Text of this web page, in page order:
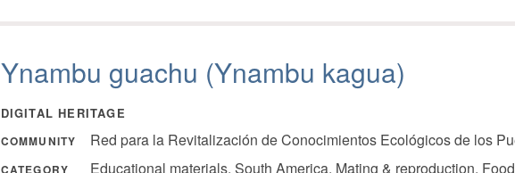
Ynambu guachu (Ynambu kagua)
DIGITAL HERITAGE
COMMUNITY Red para la Revitalización de Conocimientos Ecológicos de los
CATEGORY
Educational materials, South America, Mating & reproduction,